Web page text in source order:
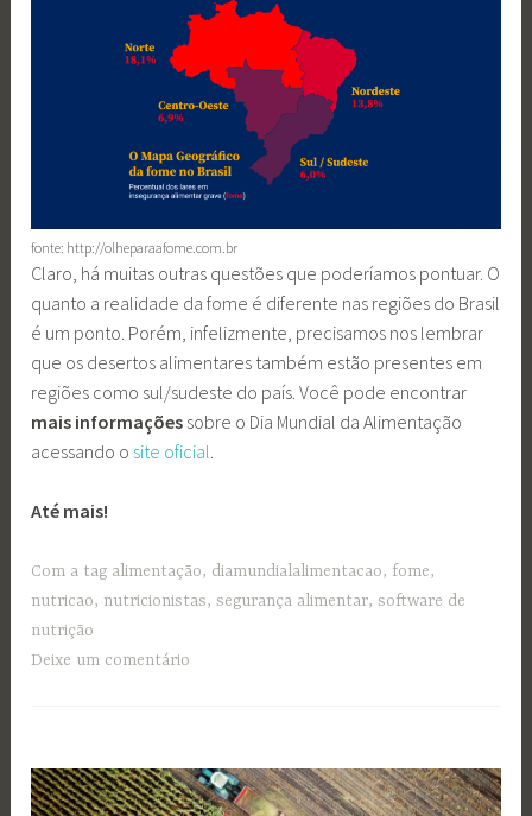
fonte: http://olheparaafome.com.br
Claro, há muitas outras questões que poderíamos pontuar. O
quanto a realidade da fome é diferente nas regiões do Brasil
é um ponto. Porém, infelizmente, precisamos nos lembrar
que os desertos alimentares também estão presentes em
regiões como sul/sudeste do país. Você pode encontrar
mais informações sobre o Dia Mundial da Alimentação
acessando o site oficial
Até mais!
Com a tag alimentação, diamundialalimentacao, fome,
nutricao, nutricionistas,segurança alimentar,software de
nutrição
Deixe um comentário